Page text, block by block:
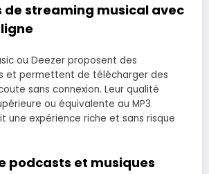
de streaming musical avec
ou Deezer proposent des
et permettent de télécharger des
sans connexion. Leur qualité
ou équivalente au MP3
une expérience riche et sans risque
podcasts et musiques